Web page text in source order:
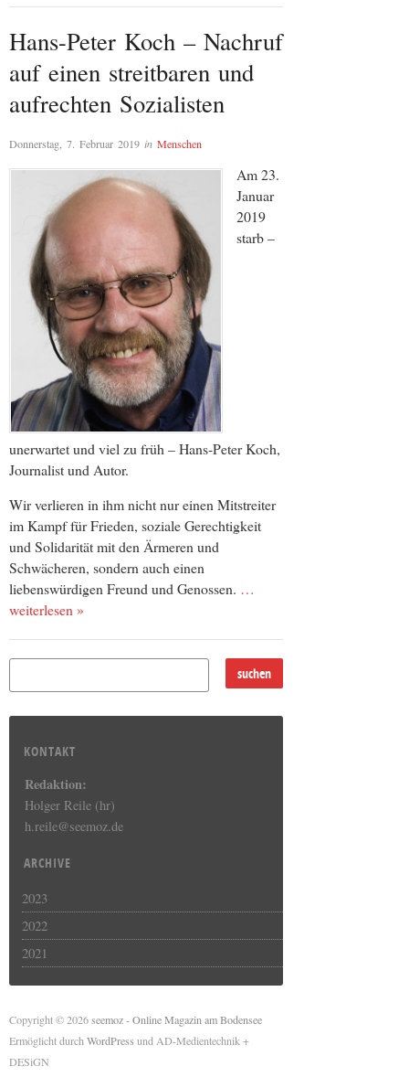
Hans-Peter Koch – Nachruf
auf einen streitbaren und
aufrechten Sozialisten
Donnerstag, 7. Februar 2019 in Menschen
Am 23.
Januar
2019
starb –
unerwartet und viel zu früh – Hans-Peter Koch,
Journalist und Autor.
Wir verlieren in ihm nicht nur einen Mitstreiter
im Kampf für Frieden, soziale Gerechtigkeit
und Solidarität mit den Ärmeren und
Schwächeren, sondern auch einen
liebenswürdigen Freund und Genossen. …
weiterlesen »
KONTAKT
Redaktion:
Holger Reile (hr)
h.reile@seemoz.de
ARCHIVE
2023
2022
2021
Copyright © 2026seemoz - Online Magazin am Bodensee
Ermöglicht durchWordPress und AD-Medientechnik +
DESiGN